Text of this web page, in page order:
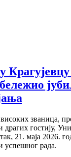
званица,
драгих гостију,
21. маја 2026.
успешног рада.